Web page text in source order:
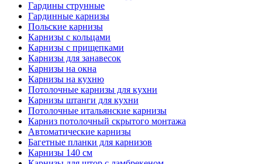
Гардины струнные
Гардинные карнизы
Польские карнизы
Карнизы с кольцами
Карнизы с прищепками
Карнизы для занавесок
Карнизы на окна
Карнизы на кухню
Потолочные карнизы для кухни
Карнизы штанги для кухни
Потолочные итальянские карнизы
Карниз потолочный скрытого монтажа
Автоматические карнизы
Багетные планки для карнизов
Карнизы 140 см